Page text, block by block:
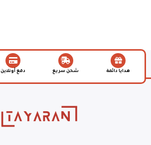
هدايا دائمة شحن سريع دفع أونلاين